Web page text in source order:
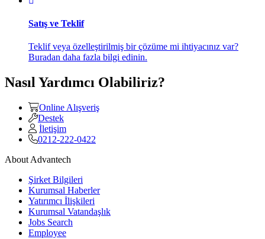
Satış ve Teklif
Teklif veya özelleştirilmiş bir çözüme mi ihtiyacınız var?
Buradan daha fazla bilgi edinin.
Nasıl Yardımcı Olabiliriz?
Online Alışveriş
Destek
İletişim
0212-222-0422
About Advantech
Şirket Bilgileri
Kurumsal Haberler
Yatırımcı İlişkileri
Kurumsal Vatandaşlık
Jobs Search
Employee